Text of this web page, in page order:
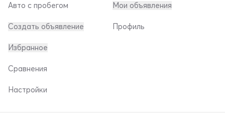
Авто с пробегом
Создать объявление
Мои объявления
Профиль
Избранное
Сравнения
Настройки